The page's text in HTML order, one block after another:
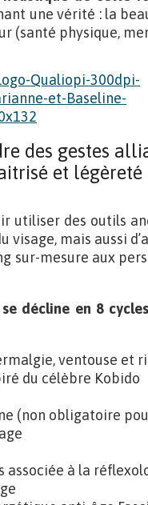
une vérité : la
(santé physique,
des gestes
et légèreté
utiliser des outils
visage, mais aussi
sur-mesure aux
se décline en 8 cycles
ventouse et
du célèbre Kobido
(non obligatoire
associée à la